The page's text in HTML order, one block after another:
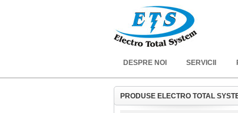
DESPRE NOI SERVICII
PRODUSE ELECTRO TOTAL